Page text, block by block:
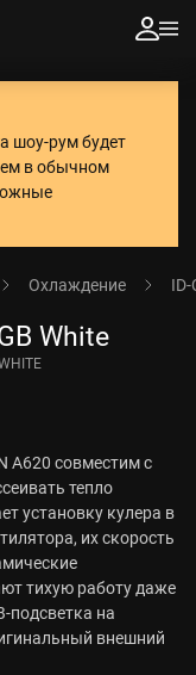
шоу-рум будет
в обычном
Охлаждение
White
A620 совместим с
тепло
установку кулера в
их скорость
тихую работу даже
подсветка на
внешний